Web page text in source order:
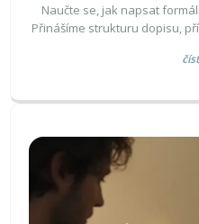
Naučte se, jak napsat
Přinášíme strukturu dopisu,